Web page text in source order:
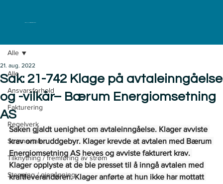
ELKLAGENEMNDA
Alle
Ansvarsforhold
Fakturering
Regelverk
Strømavtaler
Tilknytning / fremføring av strøm
Stenging / gjenåpning
Alle
Sak: 21-742 Klage på avtaleinngåelse
og -vilkår– Bærum Energiomsetning
AS
21. aug. 2022
Saken gjaldt uenighet om avtaleinngåelse. Klager avviste
krav om bruddgebyr. Klager krevde at avtalen med Bærum
Energiomsetning AS heves og avviste fakturert krav.
Klager opplyste at de ble presset til å inngå avtalen med
kraftleverandøren. Klager anførte at hun ikke har mottatt